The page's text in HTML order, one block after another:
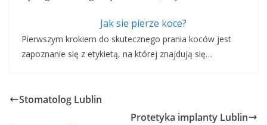
Jak sie pierze koce?
Pierwszym krokiem do skutecznego prania koców jest
zapoznanie się z etykietą, na której znajdują się…
Stomatolog Lublin
Protetyka implanty Lublin